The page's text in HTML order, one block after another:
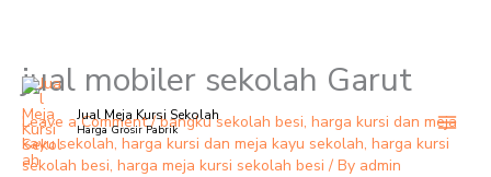
Skip
content
Jual Meja Kursi Sekolah
Harga Grosir Pabrik
jual mobiler sekolah Garut
Leave a Comment /bangku sekolah besi, harga kursi dan meja
kayu sekolah, harga kursi dan meja kayu sekolah, harga kursi
sekolah besi, harga meja kursi sekolah besi / By admin